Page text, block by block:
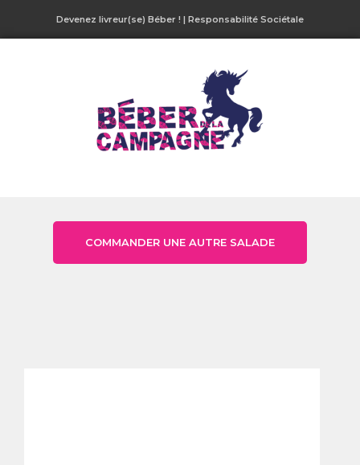
Devenez livreur(se) Béber ! | Responsabilité Sociétale
COMMANDER UNE AUTRE SALADE